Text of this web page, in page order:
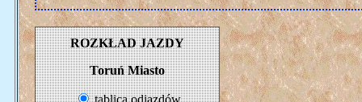
ROZKŁAD JAZDY
Toruń Miasto
tablica odjazdów